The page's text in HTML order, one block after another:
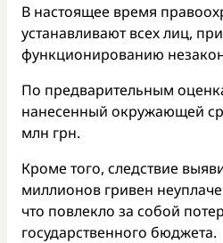
В настоящее время
устанавливают всех лиц,
функционированию
По предварительным
нанесенный окружающей
млн грн.
Кроме того, следствие
миллионов гривен
что повлекло за собой
государственного бюджета.